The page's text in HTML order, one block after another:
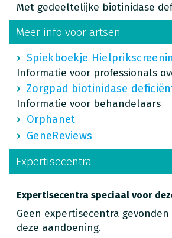
Met gedeeltelijke biotinidase
Meer info voor artsen
Spiekboekje
Informatie voor professionals
Zorgpad biotinidase
Informatie voor behandelaars
Orphanet
GeneReviews
Expertisecentra
Expertisecentra speciaal voor
Geen expertisecentra
deze aandoening.